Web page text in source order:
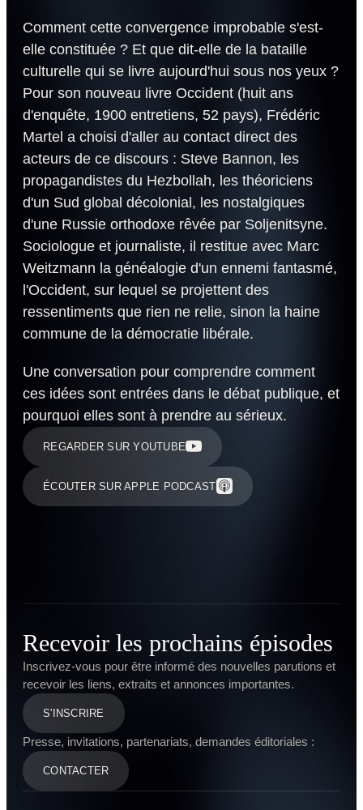
Comment cette convergence improbable s'est-
elle constituée ? Et que dit-elle de la bataille
culturelle qui se livre aujourd'hui sous nos yeux ?
Pour son nouveau livre Occident (huit ans
d'enquête, 1900 entretiens, 52 pays), Frédéric
Martel a choisi d'aller au contact direct des
acteurs de ce discours : Steve Bannon, les
propagandistes du Hezbollah, les théoriciens
d'un Sud global décolonial, les nostalgiques
d'une Russie orthodoxe rêvée par Soljenitsyne.
Sociologue et journaliste, il restitue avec Marc
Weitzmann la généalogie d'un ennemi fantasmé,
l'Occident, sur lequel se projettent des
ressentiments que rien ne relie, sinon la haine
commune de la démocratie libérale.
Une conversation pour comprendre comment
ces idées sont entrées dans le débat publique, et
pourquoi elles sont à prendre au sérieux.
REGARDER SUR YOUTUBE
ÉCOUTER SUR APPLE PODCAST
Recevoir les prochains épisodes
Inscrivez-vous pour être informé des nouvelles parutions et
recevoir les liens, extraits et annonces importantes.
S'INSCRIRE
Presse, invitations, partenariats, demandes éditoriales :
CONTACTER